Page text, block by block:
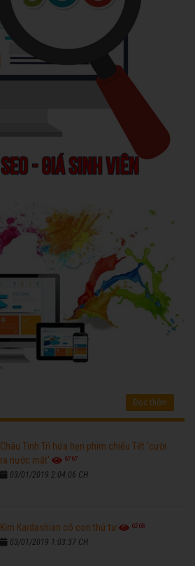
Đọc thêm
Châu Tinh Trì hứa hẹn phim chiếu Tết 'cười
ra nước mắt'
6767
03/01/2019 2:04:06 CH
Kim Kardashian có con thứ tư 6268
03/01/2019 1:03:37 CH